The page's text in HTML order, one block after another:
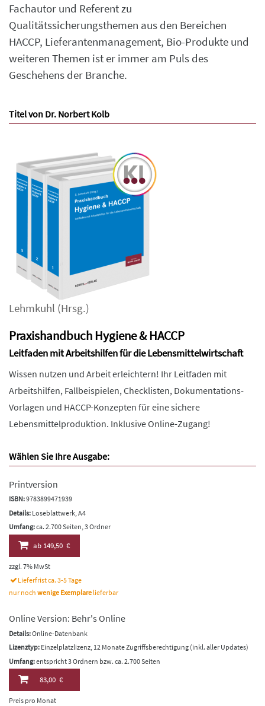
Fachautor und Referent zu
Qualitätssicherungsthemen aus den Bereichen
HACCP, Lieferantenmanagement, Bio-Produkte und
weiteren Themen ist er immer am Puls des
Geschehens der Branche.
Titel von Dr. Norbert Kolb
Lehmkuhl (Hrsg.)
Praxishandbuch Hygiene & HACCP
Leitfaden mit Arbeitshilfen für die Lebensmittelwirtschaft
Wissen nutzen und Arbeit erleichtern! Ihr Leitfaden mit
Arbeitshilfen, Fallbeispielen, Checklisten, Dokumentations-
Vorlagen und HACCP-Konzepten für eine sichere
Lebensmittelproduktion. Inklusive Online-Zugang!
Wählen Sie Ihre Ausgabe:
Printversion
ISBN:9783899471939
Details: Loseblattwerk, A4
Umfang:ca. 2.700 Seiten, 3 Ordner
ab149,50 €
zzgl. 7% MwSt
Lieferfrist ca. 3-5 Tage
nur noch wenige Exemplare lieferbar
Online Version: Behr's Online
Details:Online-Datenbank
Lizenztyp: Einzelplatzlizenz, 12 Monate Zugriffsberechtigung (inkl. aller Updates)
Umfang:entspricht 3 Ordnern bzw. ca. 2.700 Seiten
83,00 €
Preis pro Monat